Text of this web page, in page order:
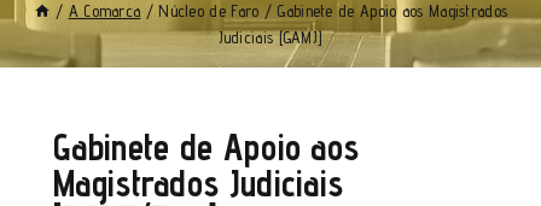
/ A Comarca / Núcleo de Faro / Gabinete de Apoio aos Magistrados
Judiciais [GAMJ]
Gabinete de Apoio aos
Magistrados Judiciais